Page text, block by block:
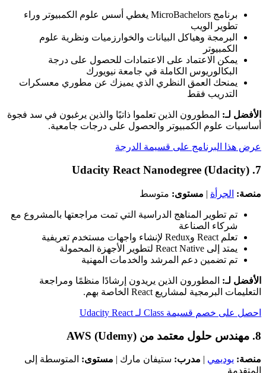
برنامج MicroBachelors يغطي أسس علوم الكمبيوتر وراء
تطوير الويب
البرمجة وهياكل البيانات والخوارزميات ونظرية علوم
الكمبيوتر
يمكن الاعتماد على الاعتمادات للحصول على درجة
البكالوريوس الكاملة في جامعة نيويورك
يمنحك العمق النظري الذي يميزك عن مطوري معسكرات
التدريب فقط
الأفضل لـ: المطورون الذين تعلموا ذاتيًا والذين يرغبون في سد فجوة
أساسيات علوم الكمبيوتر والحصول على درجات جامعية.
عرض هذا البرنامج على قسيمة الدرجة
7. Udacity React Nanodegree (Udacity)
منصة: الجرأة | مستوى: متوسط
تم تطوير المناهج الدراسية التي تمت مراجعتها بالمشروع مع
شركاء الصناعة
تعلم React وRedux لإنشاء واجهات مستخدم تعريفية
يمتد إلى React Native لتطوير الأجهزة المحمولة
تم تضمين دعم المرشد والخدمات المهنية
الأفضل لـ: المطورون الذين يريدون إرشادًا منظمًا ومراجعة
التعليمات البرمجية لمشاريع React الخاصة بهم.
احصل على خصم قسيمة Class لـ Udacity React
8. مهندس حلول معتمد من AWS (Udemy)
منصة: يوديمي | مدرب: ستيفان مارك | مستوى: المتوسطة إلى
المتقدمة